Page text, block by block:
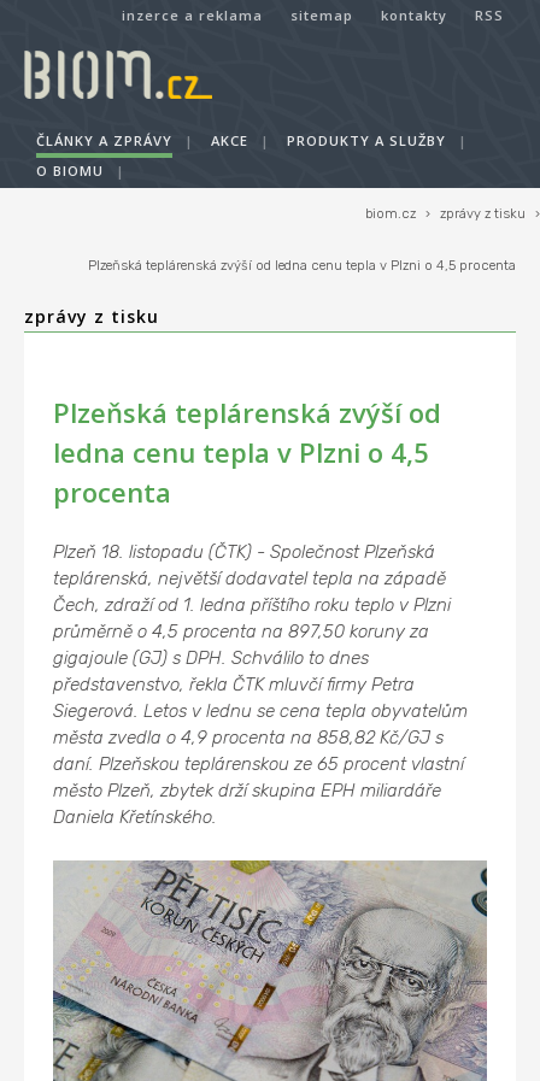
inzerce a reklama sitemap kontakty RSS
ČLÁNKY A ZPRÁVY | AKCE | PRODUKTY A SLUŽBY
|
O BIOMU
|
biom.cz › zprávy z tisku ›
Plzeňská teplárenská zvýší od ledna cenu tepla v Plzni o 4,5 procenta
zprávy z tisku
Plzeňská teplárenská zvýší od
ledna cenu tepla v Plzni o 4,5
procenta
Plzeň 18. listopadu (ČTK) - Společnost Plzeňská
teplárenská, největší dodavatel tepla na západě
Čech, zdraží od 1. ledna příštího roku teplo v Plzni
průměrně o 4,5 procenta na 897,50 koruny za
gigajoule (GJ) s DPH. Schválilo to dnes
představenstvo, řekla ČTK mluvčí firmy Petra
Siegerová. Letos v lednu se cena tepla obyvatelům
města zvedla o 4,9 procenta na 858,82 Kč/GJ s
daní. Plzeňskou teplárenskou ze 65 procent vlastní
město Plzeň, zbytek drží skupina EPH miliardáře
Daniela Křetínského.